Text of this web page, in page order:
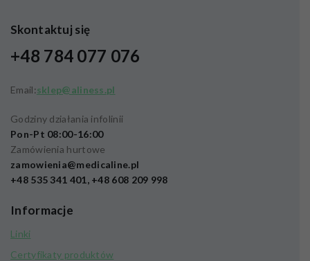
Skontaktuj się
+48 784 077 076
Email:sklep@aliness.pl
Godziny działania infolinii
Pon-Pt 08:00-16:00
Zamówienia hurtowe
zamowienia@medicaline.pl
+48 535 341 401, +48 608 209 998
Informacje
Linki
Certyfikaty produktów